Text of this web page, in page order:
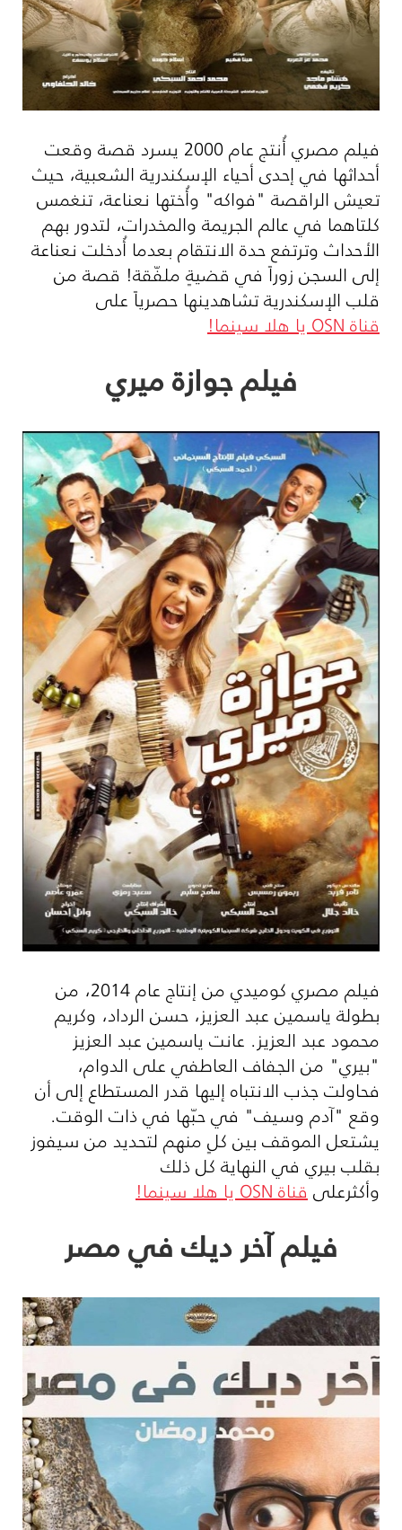
فيلم مصري أُنتج عام 2000 يسرد قصة وقعت
أحداثها في إحدى أحياء الإسكندرية الشعبية، حيث
تعيش الراقصة "فواكه" وأُختها نعناعة، تنغمس
كلتاهما في عالم الجريمة والمخدرات، لتدور بهم
الأحداث وترتفع حدة الانتقام بعدما أُدخلت نعناعة
إلى السجن زوراً في قضيةٍ ملفّقة! قصة من
قلب الإسكندرية تشاهدينها حصرياً على
قناةOSNيا هلا سينما!
فيلم جوازة ميري
فيلم مصري كوميدي من إنتاج عام 2014، من
بطولة ياسمين عبد العزيز، حسن الرداد، وكريم
محمود عبد العزيز. عانت ياسمين عبد العزيز
"بيري" من الجفاف العاطفي على الدوام،
فحاولت جذب الانتباه إليها قدر المستطاع إلى أن
وقع "آدم وسيف" في حبّها في ذات الوقت.
يشتعل الموقف بين كلٍ منهم لتحديد من سيفوز
بقلب بيري في النهاية كل ذلك
وأكثرعلىقناةOSNيا هلا سينما!
فيلم آخر ديك في مصر